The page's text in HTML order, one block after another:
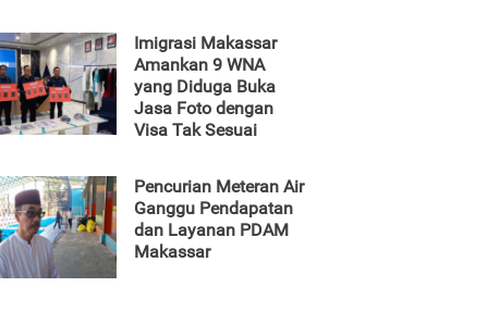
Imigrasi Makassar
Amankan 9 WNA
yang Diduga Buka
Jasa Foto dengan
Visa Tak Sesuai
Pencurian Meteran Air
Ganggu Pendapatan
dan Layanan PDAM
Makassar